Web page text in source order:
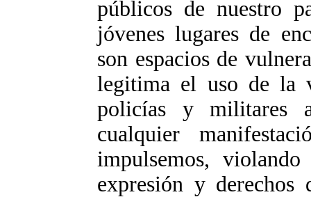
públicos de nuestro
jóvenes lugares de
son espacios de
legitima el uso de la
policías y militares
cualquier
impulsemos,
expresión y derechos